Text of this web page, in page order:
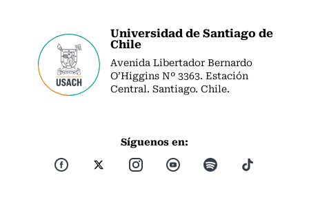
Universidad de Santiago de
Chile
Avenida Libertador Bernardo
O’Higgins Nº 3363. Estación
Central. Santiago. Chile.
Síguenos en: